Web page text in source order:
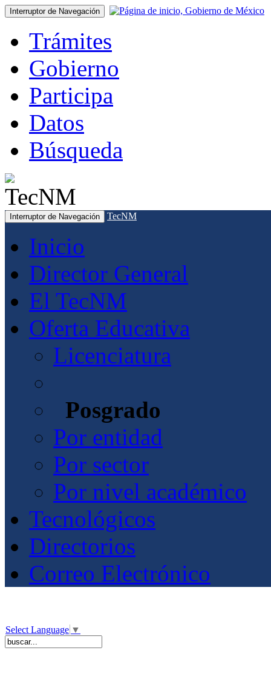
Interruptor de Navegación
Trámites
Gobierno
Participa
Datos
Búsqueda
Interruptor de Navegación TecNM
Inicio
Director General
El TecNM
Oferta Educativa
Licenciatura
Posgrado
Por entidad
Por sector
Por nivel académico
Tecnológicos
Directorios
Correo Electrónico
Select Language ▼